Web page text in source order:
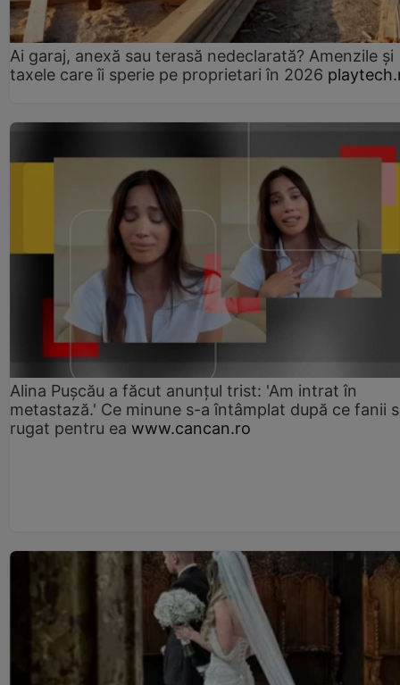
Ai garaj, anexă sau terasă nedeclarată? Amenzile și
taxele care îi sperie pe proprietari în 2026
Alina Pușcău a făcut anunțul trist: 'Am intrat în
metastază.' Ce minune s-a întâmplat după ce fanii
rugat pentru ea www.cancan.ro